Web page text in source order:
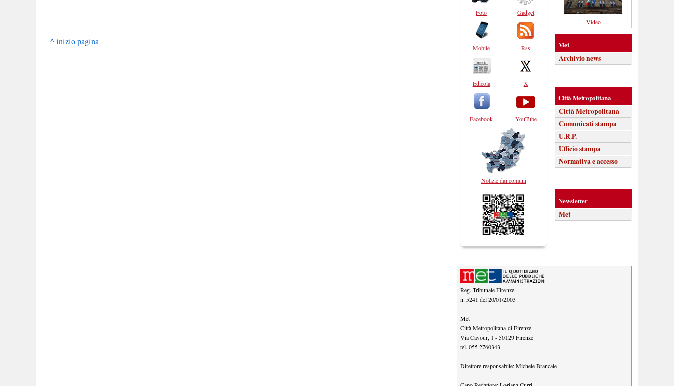
^ inizio pagina
Foto
Mobile
Edicola
Facebook
Gadget
Rss
X
YouTube
Notizie dai comuni
Video
Met
Archivio news
Città Metropolitana
Città Metropolitana
Comunicati stampa
U.R.P.
Ufficio stampa
Normativa e accesso
Newsletter
Met
Reg. Tribunale Firenze
n. 5241 del 20/01/2003
Met
Città Metropolitana di Firenze
Via Cavour, 1 - 50129 Firenze
tel. 055 2760343
Direttore responsabile:Michele Brancale